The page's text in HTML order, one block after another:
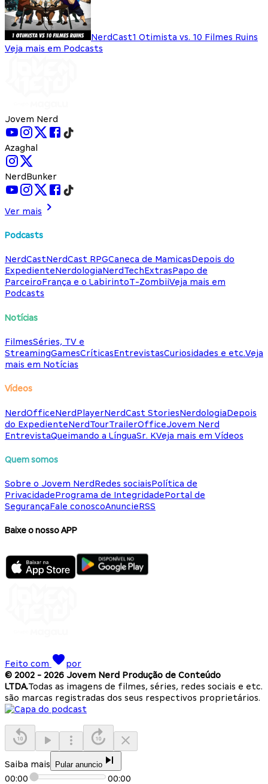
NerdCast1 Otimista vs. 10 Filmes Ruins
Veja mais em Podcasts
Jovem Nerd
Azaghal
NerdBunker
Ver mais
Podcasts
NerdCastNerdCast RPGCaneca de MamicasDepois do
ExpedienteNerdologiaNerdTechExtrasPapo de
ParceiroFrança e o LabirintoT-ZombiiVeja mais em
Podcasts
Notícias
FilmesSéries, TV e
StreamingGamesCríticasEntrevistasCuriosidades e etc.Veja
mais em Notícias
Vídeos
NerdOfficeNerdPlayerNerdCast StoriesNerdologiaDepois
do ExpedienteNerdTourTrailerOfficeJovem Nerd
EntrevistaQueimando a LínguaSr. KVeja mais em Vídeos
Quem somos
Sobre o Jovem NerdRedes sociaisPolítica de
PrivacidadePrograma de IntegridadePortal de
SegurançaFale conoscoAnuncieRSS
Baixe o nosso APP
Feito com
por
© 2002 - 2026 Jovem Nerd Produção de Conteúdo
LTDA.Todas as imagens de filmes, séries, redes sociais e etc.
são marcas registradas dos seus respectivos proprietários.
Saiba mais Pular anuncio
00:00 00:00